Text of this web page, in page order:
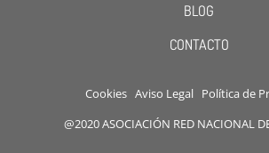
BLOG
CONTACTO
Cookies Aviso Legal Política de
@2020 ASOCIACIÓN RED NACIONAL